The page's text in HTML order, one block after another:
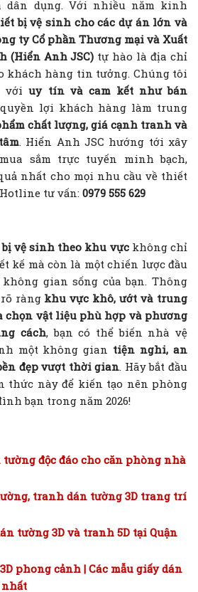
dân dụng. Với nhiều năm kinh
bị vệ sinh cho các dự án lớn và
ty Cổ phần Thương mại và Xuất
(Hiển Anh JSC) tự hào là địa chỉ
khách hàng tin tưởng. Chúng tôi
vớiuy tín và cam kết như bán
lợi khách hàng làm trung
chất lượng, giá cạnh tranh và
. Hiển Anh JSC hướng tới xây
sắm trực tuyến minh bạch,
nhất cho mọi nhu cầu về thiết
tư vấn: 0979 555 629
vệ sinh theo khu vựckhông chỉ
kế mà còn là một chiến lược đầu
gian sống của bạn. Thông
ràng khu vực khô, ướt và trung
chọn vật liệu phù hợp và phương
cách, bạn có thể biến nhà vệ
một không gian tiện nghi, an
đẹp vượt thời gian. Hãy bắt đầu
thức này để kiến tạo nên phòng
bạn trong năm 2026!
tường độc đáo cho căn phòng nhà
tranh dán tường 3D trang trí
tường 3D và tranh 5D tại Quận
phong cảnh | Các mẫu giấy dán
nhất